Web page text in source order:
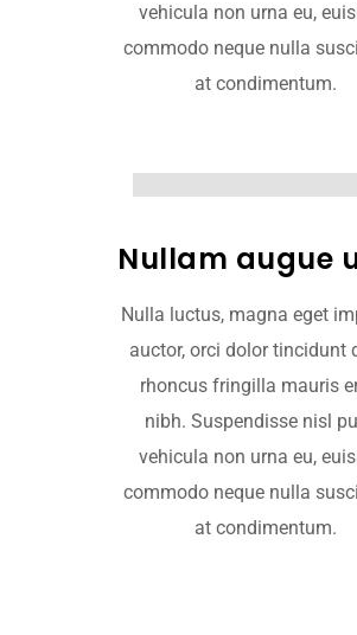
vehicula non urna eu,
commodo neque nulla
at condimentum.
Nullam augue
Nulla luctus, magna eget
auctor, orci dolor tincidunt
rhoncus fringilla mauris
nibh. Suspendisse nisl
vehicula non urna eu,
commodo neque nulla
at condimentum.